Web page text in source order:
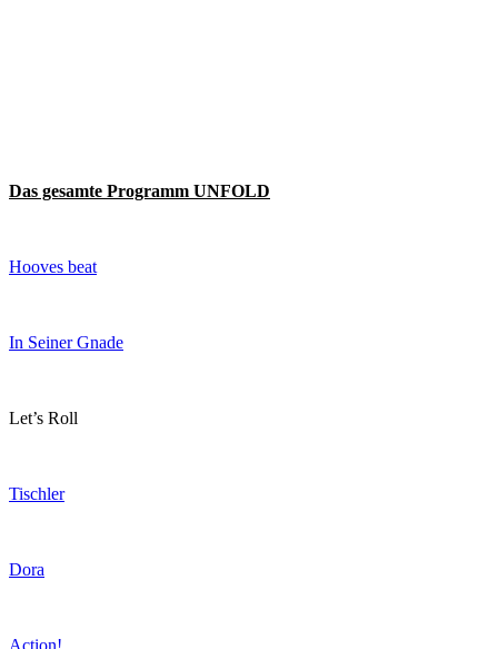
Das gesamte Programm UNFOLD
Hooves beat
In Seiner Gnade
Let’s Roll
Tischler
Dora
Action!